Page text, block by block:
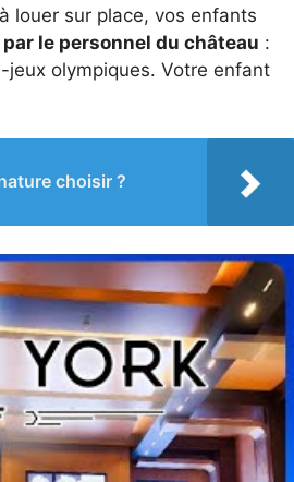
louer sur place, vos enfants
le personnel du château :
jeux olympiques. Votre enfant
choisir ?